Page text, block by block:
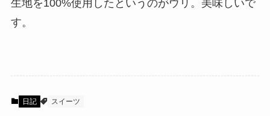
生地を100%使用したというのがウリ。美味しいで
す。
日記 スイーツ